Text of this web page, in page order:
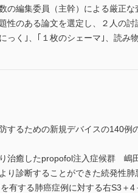
の編集委員（主幹）による厳正
性のある論文を選定し、２人の
っく｣、｢１枚のシェーマ｣、読み
するための新規デバイスの140
治癒したpropofol注入症候群 嶋
り診断することができた続発性
有する肺癌症例に対する右S3＋